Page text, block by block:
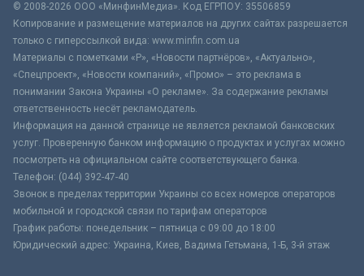
© 2008-2026 ООО «МинфинМедиа». Код ЕГРПОУ: 35506859
Копирование и размещение материалов на других сайтах разрешается
только с гиперссылкой вида: www.minfin.com.ua
Материалы с пометками «Р», «Новости партнёров», «Актуально»,
«Спецпроект», «Новости компаний», «Промо» – это реклама в
понимании Закона Украины «О рекламе». За содержание рекламы
ответственность несёт рекламодатель.
Информация на данной странице не является рекламой банковских
услуг. Проверенную банком информацию о продуктах и услугах можно
посмотреть на официальном сайте соответствующего банка.
Телефон: (044) 392-47-40
Звонок в пределах территории Украины со всех номеров операторов
мобильной и городской связи по тарифам операторов
График работы: понедельник – пятница с 09:00 до 18:00
Юридический адрес: Украина, Киев, Вадима Гетьмана, 1-Б, 3-й этаж